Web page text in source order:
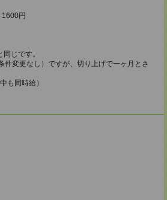
1600円
じです。
変更なし）ですが、切り上げで一ヶ月とさ
も同時給）